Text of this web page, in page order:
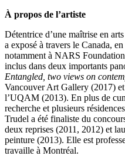
À propos de l’artiste
Détentrice d’une maîtrise en
a exposé à travers le Canada,
notamment à NARS
inclus dans deux importants
Entangled, two views on
Vancouver Art Gallery (2017) et
l’UQAM (2013). En plus de
recherche et plusieurs
Trudel a été finaliste du
deux reprises (2011, 2012) et
peinture (2013). Elle est
travaille à Montréal.